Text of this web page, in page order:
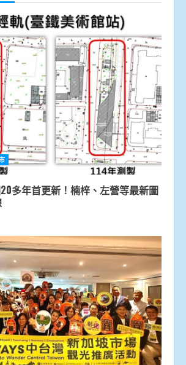
多年首更新！楠梓、左營等最新圖